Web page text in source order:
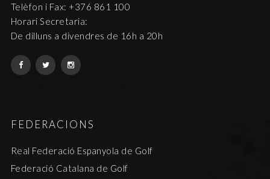
Telèfon i Fax: +376 861 100
Horari Secretaria:
De dilluns a divendres de 16h a 20h
FEDERACIONS
Real Federació Espanyola de Golf
Federació Catalana de Golf